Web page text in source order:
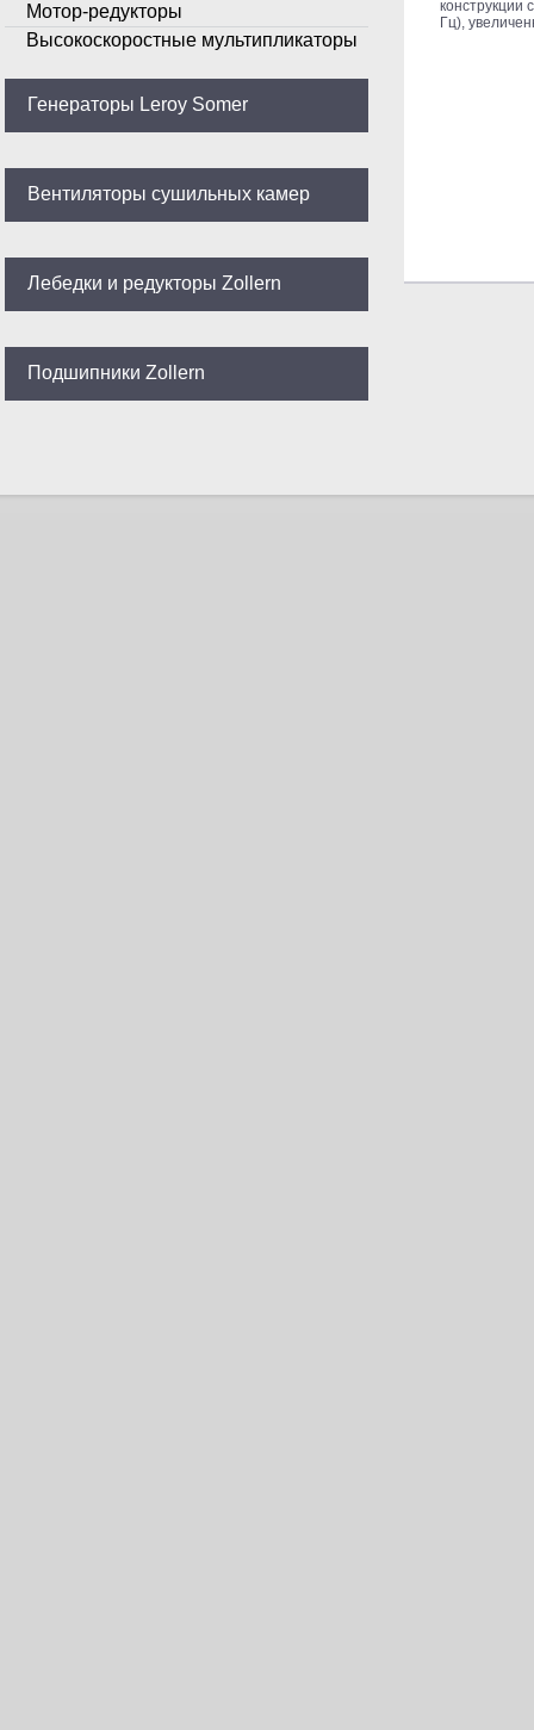
конструкции
Гц),
Мотор-редукторы
Высокоскоростные мультипликаторы
Генераторы Leroy Somer
Вентиляторы сушильных камер
Лебедки и редукторы Zollern
Подшипники Zollern